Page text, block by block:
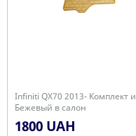
Infiniti QX70 2013- Комплект
Бежевый в салон
1800 UAH